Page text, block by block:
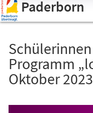
Assistenzsoftware
öffnen.Paderborn
Programm
Oktober 2023